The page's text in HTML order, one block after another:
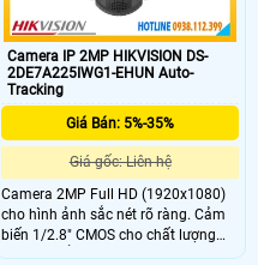
Camera IP 2MP HIKVISION DS-
2DE7A225IWG1-EHUN Auto-
Tracking
Giá Bán: 5%-35%
Giá gốc: Liên hệ
Camera 2MP Full HD (1920x1080)
cho hình ảnh sắc nét rõ ràng. Cảm
biến 1/2.8" CMOS cho chất lượng
hình ảnh ổn định. Hồng ngoại tầm